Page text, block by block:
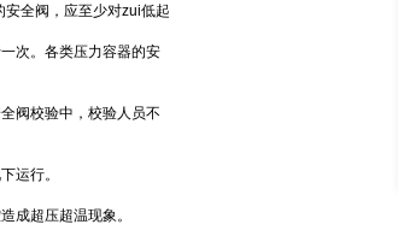
全阀，应至少对zui低起
次。各类压力容器的安
阀校验中，校验人员不
运行。
成超压超温现象。